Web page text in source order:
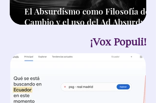
El Absurdísmo como Filosofía de
Cambio y el uso del Ad Absurdum
¡Vox Populi!